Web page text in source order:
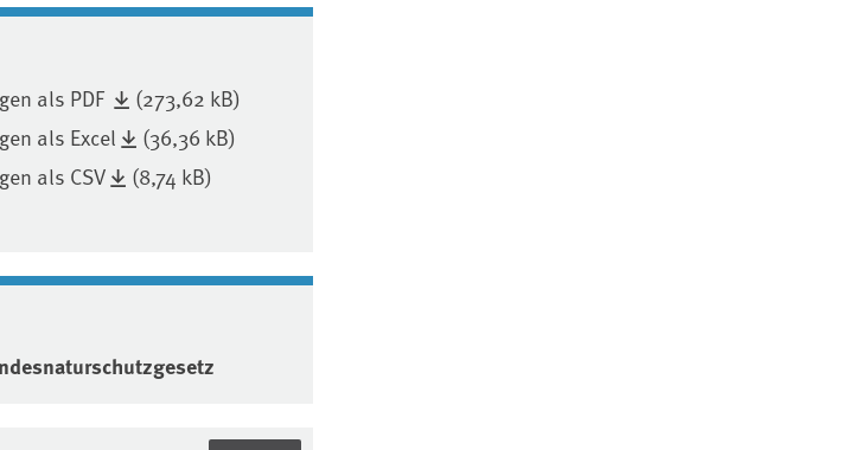
als PDF
(273,62 kB)
als Excel
(36,36 kB)
als CSV
(8,74 kB)